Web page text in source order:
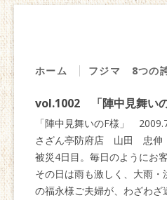
ホーム フジマ 8つの
２．直営の魚市場
３．厳選した食材
４．旨味の探求
vol.1002 「陣中見舞いの
「陣中見舞いのF様」
さざん亭防府店 山田 忠伸
被災4日目。毎日のようにお
その日は雨も激しく、大雨
の福永様ご夫婦が、わざわ